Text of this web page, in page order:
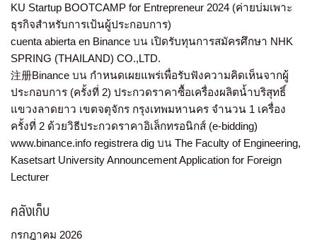
KU Startup BOOTCAMP for Entrepreneur 2024 (ค่ายบ่มเพาะ
ธุรกิจสำหรับการเป้นผู้ประกอบการ)
cuenta abierta en Binance บน เปิดรับทุนการสมัครศึกษา NHK
SPRING (THAILAND) CO.,LTD.
注册Binance บน กำหนดเผยแพร่เพื่อรับฟังความคิดเห็นจากผู้
ประกอบการ (ครั้งที่ 2) ประกวดราคาซื้อเครื่องผลิตน้ำบริสุทธิ์
แขวงลาดยาว เขตจตุจักร กรุงเทพมหานคร จำนวน 1 เครื่อง
ครั้งที่ 2 ด้วยวิธีประกวดราคาอิเล็กทรอนิกส์ (e-bidding)
www.binance.info registrera dig บน The Faculty of Engineering,
Kasetsart University Announcement Application for Foreign
Lecturer
คลังเก็บ
กรกฎาคม 2026